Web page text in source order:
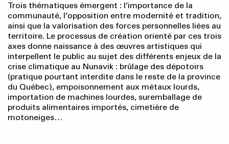
Trois thématiques émergent : l’importance de la
communauté, l’opposition entre modernité et tradition,
ainsi que la valorisation des forces personnelles liées au
territoire. Le processus de création orienté par ces trois
axes donne naissance à des œuvres artistiques qui
interpellent le public au sujet des différents enjeux de la
crise climatique au Nunavik : brûlage des dépotoirs
(pratique pourtant interdite dans le reste de la province
du Québec), empoisonnement aux métaux lourds,
importation de machines lourdes, suremballage de
produits alimentaires importés, cimetière de
motoneiges…